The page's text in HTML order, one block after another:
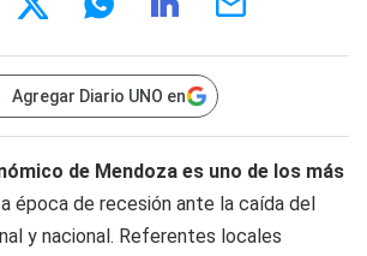
Agregar Diario UNO en
de Mendoza es uno de los más
época de recesión ante la caída del
y nacional. Referentes locales